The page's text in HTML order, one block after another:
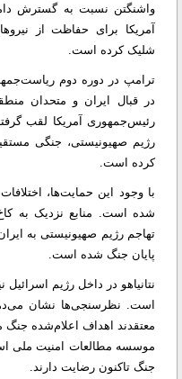
واشنگتن نسبت به گسترش
آمریکا برای حفاظت از
شلیک کرده است.
ترامپ در دوره دوم
در قبال ایران و متحدان
رئیس‌جمهوری آمریکا لقب
رژیم صهیونیستی، جنگی
کرده است.
با وجود این حمایت‌ها،
شده است. منابع نزدیک به
تهاجم رژیم صهیونیستی به
پایان جنگ شده است.
نتانیاهو در داخل رژیم
است. نظرسنجی‌ها نشان
معتقدند اهداف اعلام‌شده
جنگ تاکنون رضایت دارند.